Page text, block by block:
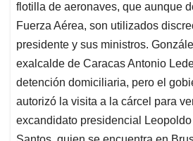
flotilla de aeronaves, que aunque
Fuerza Aérea, son utilizados
presidente y sus ministros.
exalcalde de Caracas Antonio
detención domiciliaria, pero el
autorizó la visita a la cárcel para
excandidato presidencial